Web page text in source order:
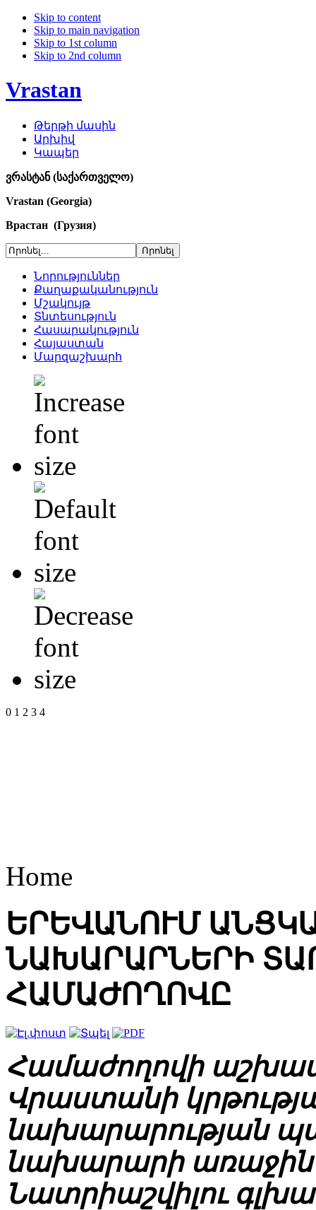
Skip to content
Skip to main navigation
Skip to 1st column
Skip to 2nd column
Vrastan
Թերթի մասին
Արխիվ
Կապեր
ვრასტან (საქართველო)
Vrastan (Georgia)
Врастан (Грузия)
Նորություններ
Քաղաքականություն
Մշակույթ
Տնտեսություն
Հասարակություն
Հայաստան
Մարզաշխարհ
0 1 2 3 4
Home
ԵՐԵՎԱՆՈՒՄ
ՆԱԽԱՐԱՐՆԵՐԻ
ՀԱՄԱԺՈՂՈՎԸ
Համաժողովի
Վրաստանի
նախարարության
նախարարի առաջին
Նատրիաշվիլու